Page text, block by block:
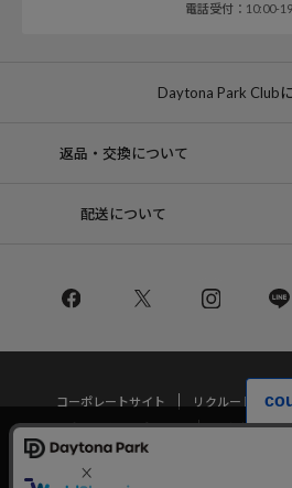
電話受付：10:00-
Daytona Park Club
返品・交換について
配送について
コーポレートサイト リクルート
プライバシーポリシー
特定商取引法
当サイトでは利用体験の向上およびコンテン
の分析を目的としてCookieを使用しています。